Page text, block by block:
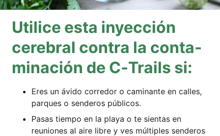
Uti­li­ce esta inyección
cere­bral con­tra la con­ta­
mi­nación de C‑Trails si:
Eres un ávi­do cor­re­dor o cami­nan­te en cal­les,
par­ques o send­e­ros públicos.
Pasas tiem­po en la playa o te sien­tas en
reunio­nes al aire lib­re y ves múl­ti­ples send­e­ros